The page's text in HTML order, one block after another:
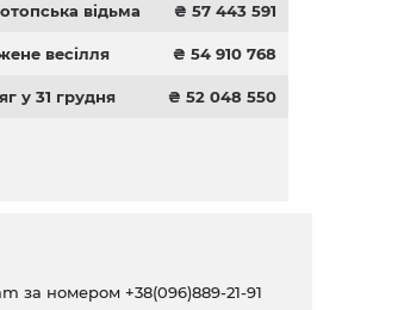
відьма ₴ 57 443 591
весілля ₴ 54 910 768
у 31 грудня ₴ 52 048 550
за номером +38(096)889-21-91